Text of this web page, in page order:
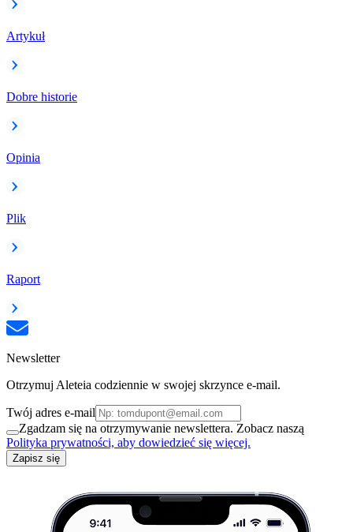
Artykuł
Dobre historie
Opinia
Plik
Raport
Newsletter
Otrzymuj Aleteia codziennie w swojej skrzynce e-mail.
Twój adres e-mail
Zgadzam się na otrzymywanie newslettera. Zobacz naszą
Polityka prywatności, aby dowiedzieć się więcej.
Zapisz się